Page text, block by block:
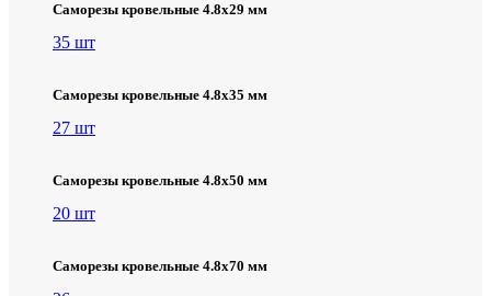
Саморезы кровельные 4.8х29 мм
35 шт
Саморезы кровельные 4.8х35 мм
27 шт
Саморезы кровельные 4.8х50 мм
20 шт
Саморезы кровельные 4.8х70 мм